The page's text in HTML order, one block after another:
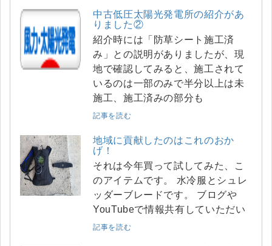
中古低圧太陽光発電所の紹介があ
りました②
紹介時には「防草シート施工済
み」との説明がありましたが、現
地で確認してみると、施工されて
いるのは一部のみで半分以上は未
施工、施工済みの部分も
記事を読む
地域に貢献したのはこれのおか
げ！
それは今年買って試してみた、こ
のアイテムです。 水冷服とシュレ
ッダーブレードです。 ブログや
YouTubeで情報共有していただい
記事を読む